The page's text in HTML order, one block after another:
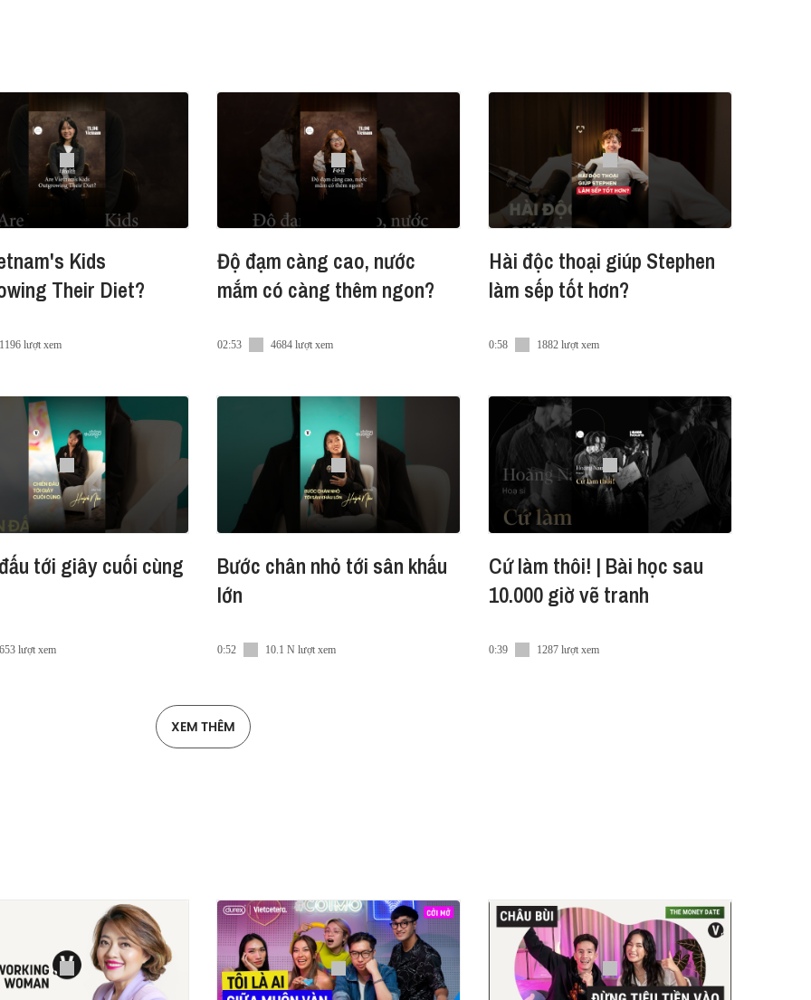
Hội nghị Đầu tư ESG Việt Nam 2025 qua video recap!
of Foreign Affairs and Trade (Leading Government Partner); Dynam Capital,
World Saigon Hotel (Venue Partner); HSBC Vietnam, S&P Global, DEEP C Industrial
Consulate of the Netherlands in Ho Chi Minh City, Heneiken, and Tales by Chapter
Eurocham, AusCham Vietnam and Dutch Business Association Vietnam
Partner) and Be (Travel Partner).
diện chính phủ trong và ngoài nước, các startup xanh, cũng như giới chuyên gia và
mối quan hệ hợp tác ý nghĩa, thúc đẩy tăng trưởng xanh và các hoạt động phát triển
#VNID #Raise_partners
Kids
Their Diet?
1196 lượt xem
Độ đạm càng cao, nước
mắm có càng thêm ngon?
02:53 4684 lượt xem
Hài độc thoại giúp Stephen
làm sếp tốt hơn?
0:58 1882 lượt xem
tới giây cuối cùng
lượt xem
Bước chân nhỏ tới sân khấu
lớn
0:52 10.1 N lượt xem
Cứ làm thôi! | Bài học sau
10.000 giờ vẽ tranh
0:39 1287 lượt xem
XEM THÊM